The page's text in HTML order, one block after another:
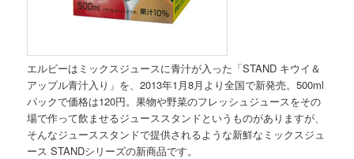
エルビーはミックスジュースに青汁が入った「STAND キウイ＆
アップル青汁入り」を、2013年1月8月より全国で新発売。500ml
パックで価格は120円。果物や野菜のフレッシュジュースをその
場で作って飲ませるジューススタンドというものがありますが、
そんなジューススタンドで提供されるような新鮮なミックスジュ
ース STANDシリーズの新商品です。